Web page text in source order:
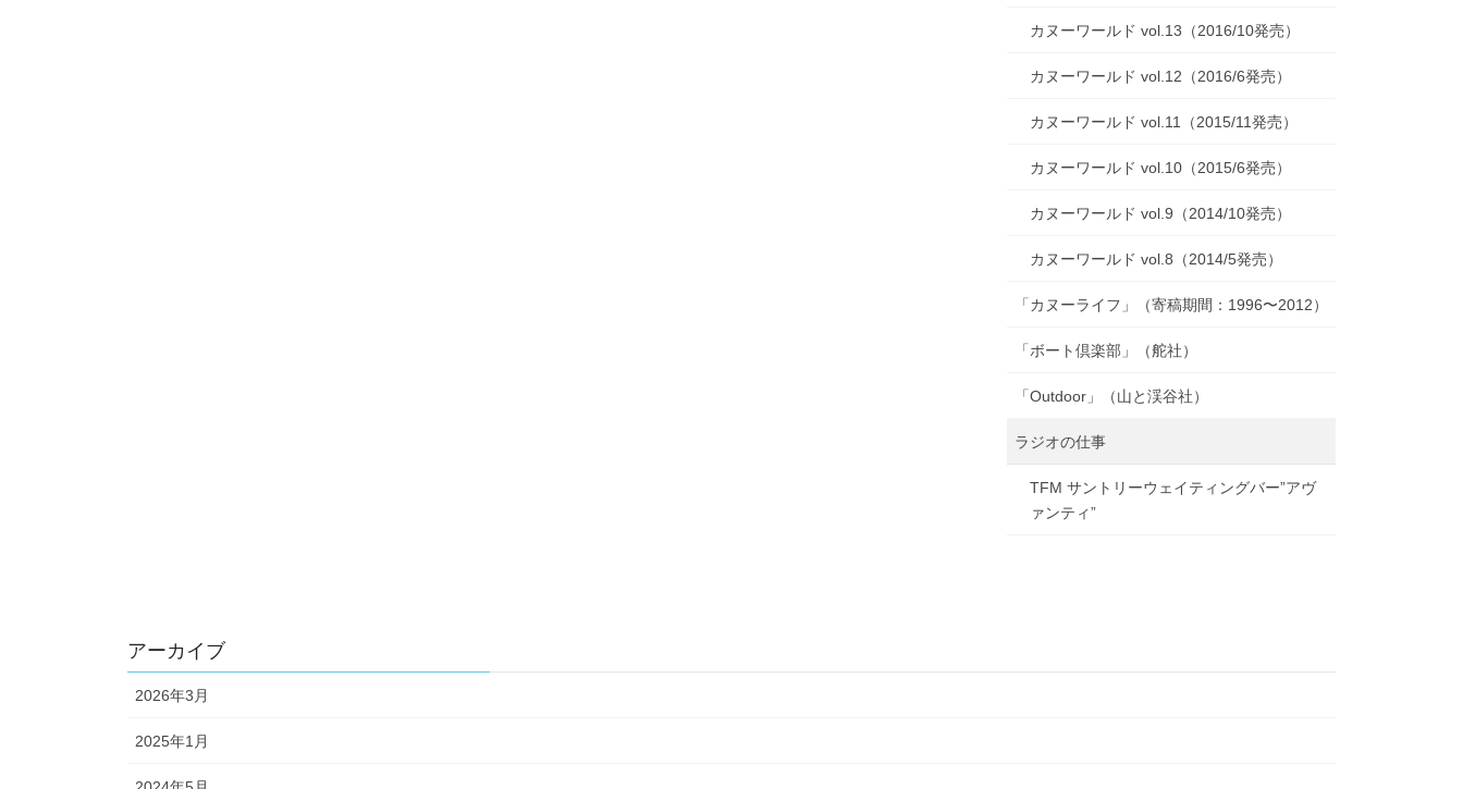
カヌーワールド vol.13（2016/10発売）
カヌーワールド vol.12（2016/6発売）
カヌーワールド vol.11（2015/11発売）
カヌーワールド vol.10（2015/6発売）
カヌーワールド vol.9（2014/10発売）
カヌーワールド vol.8（2014/5発売）
「カヌーライフ」（寄稿期間：1996〜2012）
「ボート倶楽部」（舵社）
「Outdoor」（山と渓谷社）
ラジオの仕事
TFM サントリーウェイティングバー”アヴ
ァンティ”
アーカイブ
2026年3月
2025年1月